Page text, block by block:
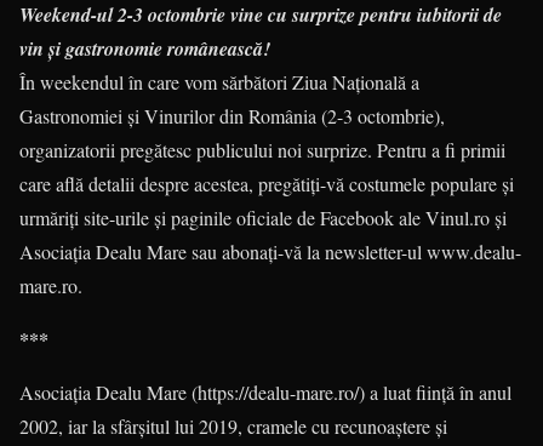
Weekend-ul 2-3 octombrie vine cu surprize pentru iubitorii de
vin şi gastronomie românească!
În weekendul în care vom sărbători Ziua Naţională a
Gastronomiei şi Vinurilor din România (2-3 octombrie),
organizatorii pregătesc publicului noi surprize. Pentru a fi primii
care află detalii despre acestea, pregătiți-vă costumele populare și
urmăriţi site-urile şi paginile oficiale de Facebook ale Vinul.ro şi
Asociaţia Dealu Mare sau abonați-vă la newsletter-ul www.dealu-
mare.ro.
***
Asociaţia Dealu Mare (https://dealu-mare.ro/) a luat ființă în anul
2002, iar la sfârşitul lui 2019, cramele cu recunoaștere și